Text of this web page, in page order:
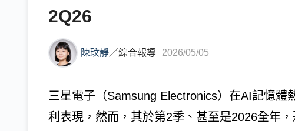
2Q26
陳玟靜／綜合報導 2026/05/05
三星電子（Samsung Electronics）在AI記憶體
利表現，然而，其於第2季、甚至是2026全年